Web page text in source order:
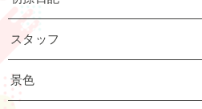
スタッフ
景色